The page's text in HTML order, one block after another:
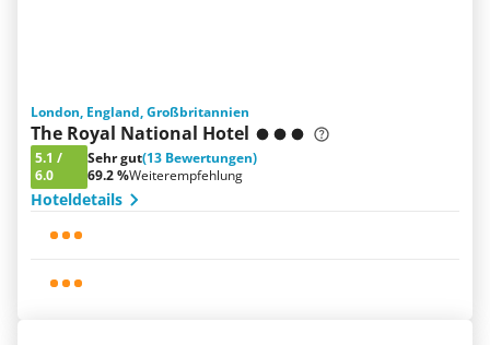
London, England, Großbritannien
The Royal National Hotel
5.1 /
6.0
Sehr gut(13 Bewertungen)
69.2 %Weiterempfehlung
Hoteldetails